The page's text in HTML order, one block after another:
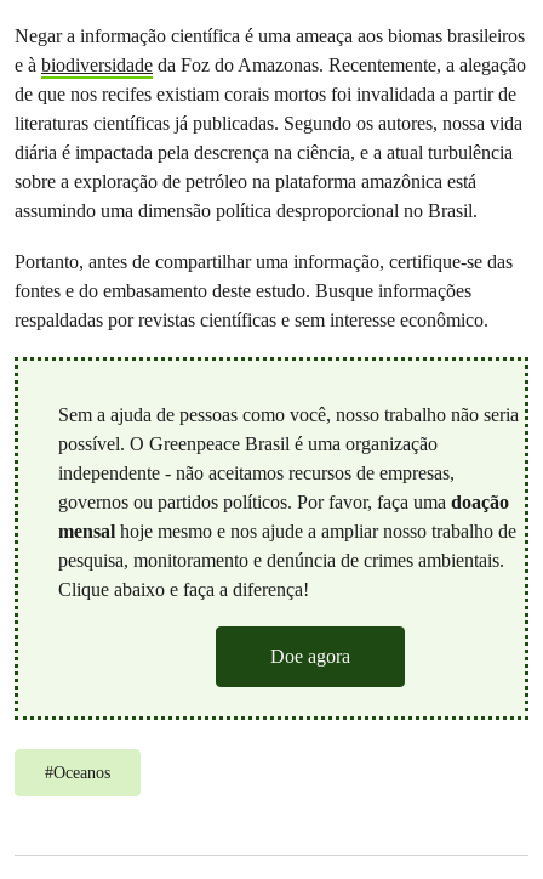
Negar a informação científica é uma ameaça aos biomas brasileiros
e à biodiversidade da Foz do Amazonas. Recentemente, a alegação
de que nos recifes existiam corais mortos foi invalidada a partir de
literaturas científicas já publicadas. Segundo os autores, nossa vida
diária é impactada pela descrença na ciência, e a atual turbulência
sobre a exploração de petróleo na plataforma amazônica está
assumindo uma dimensão política desproporcional no Brasil.
Portanto, antes de compartilhar uma informação, certifique-se das
fontes e do embasamento deste estudo. Busque informações
respaldadas por revistas científicas e sem interesse econômico.
Sem a ajuda de pessoas como você, nosso trabalho não seria
possível. O Greenpeace Brasil é uma organização
independente - não aceitamos recursos de empresas,
governos ou partidos políticos. Por favor, faça uma doação
mensalhoje mesmo e nos ajude a ampliar nosso trabalho de
pesquisa, monitoramento e denúncia de crimes ambientais.
Clique abaixo e faça a diferença!
Doe agora
#Oceanos